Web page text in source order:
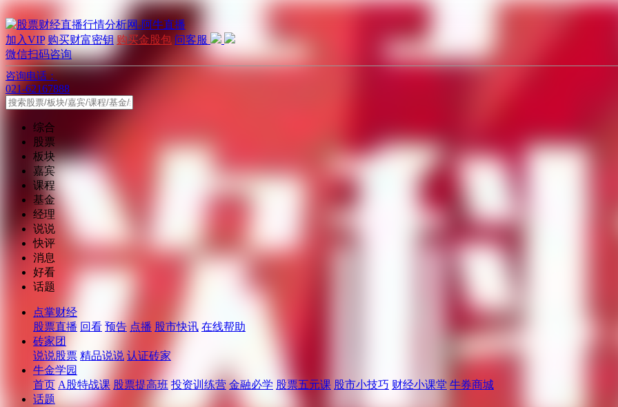
加入VIP 购买财富密钥 购买金股包 问客服
微信扫码咨询
咨询电话：
021-62167888
综合
股票
板块
嘉宾
课程
基金
经理
说说
快评
消息
好看
话题
点掌财经
股票直播 回看 预告 点播 股市快讯 在线帮助
砖家团
说说股票 精品说说 认证砖家
牛金学园
首页 A股特战课 股票提高班 投资训练营 金融必学 股票五元课 股市小技巧 财经小课堂 牛券商城
话题